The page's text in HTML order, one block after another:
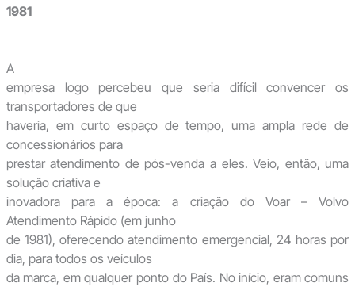
1981
A
empresa logo percebeu que seria difícil convencer os
transportadores de que
haveria, em curto espaço de tempo, uma ampla rede de
concessionários para
prestar atendimento de pós-venda a eles. Veio, então, uma
solução criativa e
inovadora para a época: a criação do Voar – Volvo
Atendimento Rápido (em junho
de 1981), oferecendo atendimento emergencial, 24 horas por
dia, para todos os veículos
da marca, em qualquer ponto do País. No início, eram comuns